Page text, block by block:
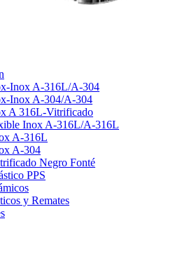
Inox A-316L/A-304
Inox A-304/A-304
A 316L-Vitrificado
Inox A-316L/A-316L
A-316L
A-304
Negro Fonté
PPS
y Remates